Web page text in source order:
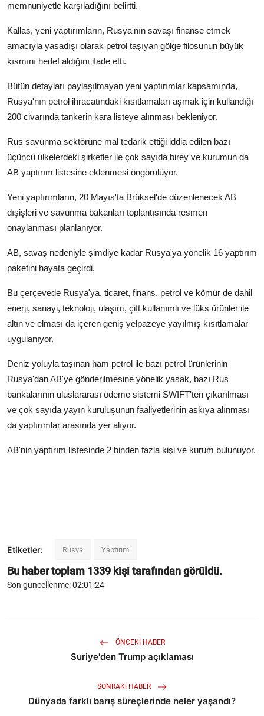
memnuniyetle karşıladığını belirtti.
Kallas, yeni yaptırımların, Rusya'nın savaşı finanse etmek
amacıyla yasadışı olarak petrol taşıyan gölge filosunun büyük
kısmını hedef aldığını ifade etti.
Bütün detayları paylaşılmayan yeni yaptırımlar kapsamında,
Rusya'nın petrol ihracatındaki kısıtlamaları aşmak için kullandığı
200 civarında tankerin kara listeye alınması bekleniyor.
Rus savunma sektörüne mal tedarik ettiği iddia edilen bazı
üçüncü ülkelerdeki şirketler ile çok sayıda birey ve kurumun da
AB yaptırım listesine eklenmesi öngörülüyor.
Yeni yaptırımların, 20 Mayıs'ta Brüksel'de düzenlenecek AB
dışişleri ve savunma bakanları toplantısında resmen
onaylanması planlanıyor.
AB, savaş nedeniyle şimdiye kadar Rusya'ya yönelik 16 yaptırım
paketini hayata geçirdi.
Bu çerçevede Rusya'ya, ticaret, finans, petrol ve kömür de dahil
enerji, sanayi, teknoloji, ulaşım, çift kullanımlı ve lüks ürünler ile
altın ve elması da içeren geniş yelpazeye yayılmış kısıtlamalar
uygulanıyor.
Deniz yoluyla taşınan ham petrol ile bazı petrol ürünlerinin
Rusya'dan AB'ye gönderilmesine yönelik yasak, bazı Rus
bankalarının uluslararası ödeme sistemi SWIFT'ten çıkarılması
ve çok sayıda yayın kuruluşunun faaliyetlerinin askıya alınması
da yaptırımlar arasında yer alıyor.
AB'nin yaptırım listesinde 2 binden fazla kişi ve kurum bulunuyor.
Etiketler: Rusya Yaptırım
Bu haber toplam 1339 kişi tarafından görüldü.
Son güncellenme: 02:01:24
ÖNCEKI HABER
Suriye'den Trump açıklaması
SONRAKI HABER
Dünyada farklı barış süreçlerinde neler yaşandı?